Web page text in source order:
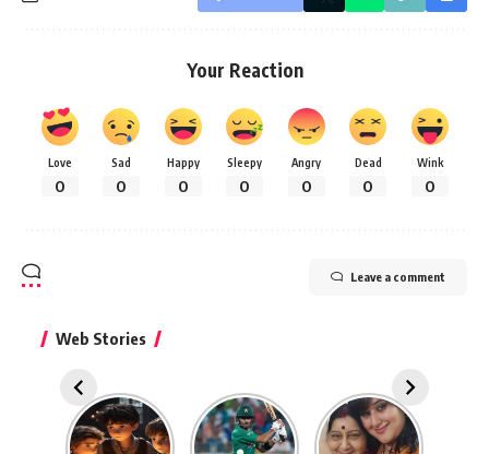
Your Reaction
Love
0
Sad
0
Happy
0
Sleepy
0
Angry
0
Dead
0
Wink
0
Leave a comment
Web Stories